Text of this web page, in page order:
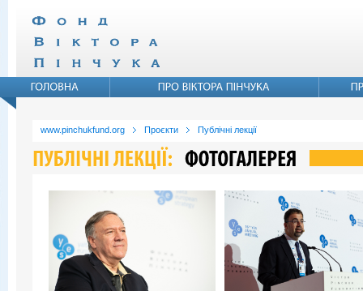
www.pinchukfund.org Проєкти Публічні лекції